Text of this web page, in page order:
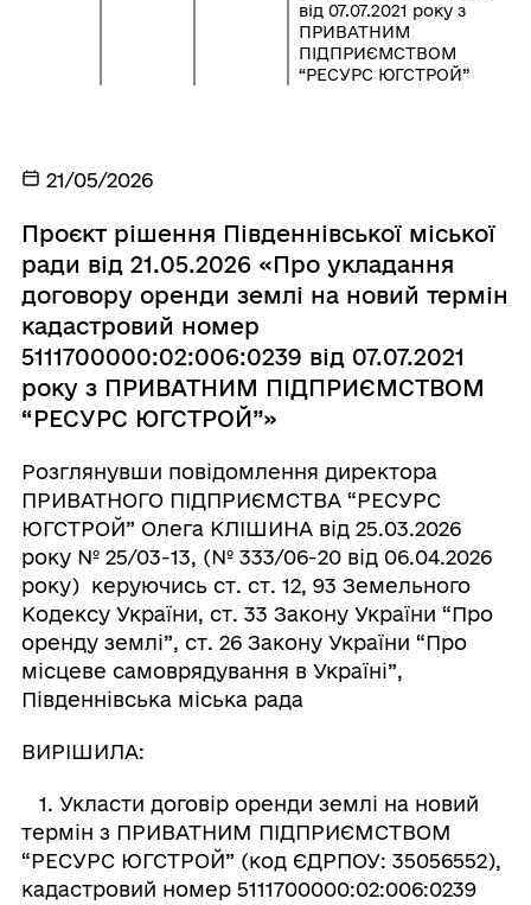
від 07.07.2021 року з
ПРИВАТНИМ
ПІДПРИЄМСТВОМ
“РЕСУРС ЮГСТРОЙ”
21/05/2026
Проєкт рішення Південнівської міської
ради від 21.05.2026 «Про укладання
договору оренди землі на новий термін
кадастровий номер
5111700000:02:006:0239 від 07.07.2021
року з ПРИВАТНИМ ПІДПРИЄМСТВОМ
“РЕСУРС ЮГСТРОЙ”»
Розглянувши повідомлення директора
ПРИВАТНОГО ПІДПРИЄМСТВА “РЕСУРС
ЮГСТРОЙ” Олега КЛІШИНА від 25.03.2026
року № 25/03-13, (№ 333/06-20 від 06.04.2026
року) керуючись ст. ст. 12, 93 Земельного
Кодексу України, ст. 33 Закону України “Про
оренду землі”, ст. 26 Закону України “Про
місцеве самоврядування в Україні”,
Південнівська міська рада
ВИРІШИЛА:
1. Укласти договір оренди землі на новий
термін з ПРИВАТНИМ ПІДПРИЄМСТВОМ
“РЕСУРС ЮГСТРОЙ” (код ЄДРПОУ: 35056552),
кадастровий номер 5111700000:02:006:0239